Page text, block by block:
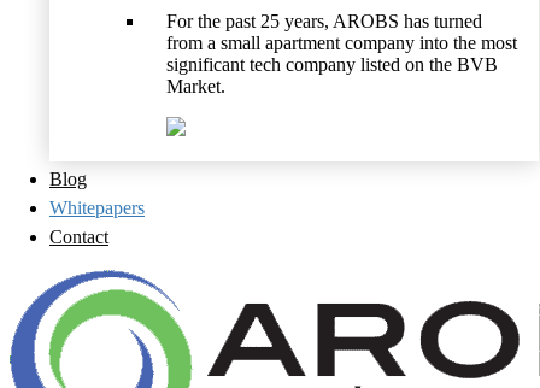
For the past 25 years, AROBS has turned
from a small apartment company into the most
significant tech company listed on the BVB
Market.
Blog
Whitepapers
Contact